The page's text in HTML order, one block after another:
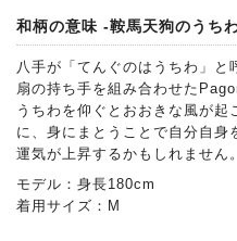
和柄の意味 -鞍馬天狗のうち
八手が「てんぐのはうちわ」と
扇の持ち手を組み合わせた
うちわを仰ぐとおおきな風が起
に、身にまとうことで自分自身
運気が上昇するかもしれません。
モデル：身長180cm
着用サイズ：M